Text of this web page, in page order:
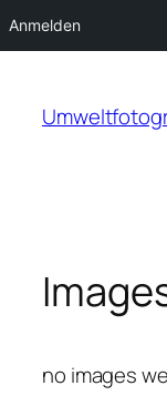
Anmelden
springen
no images